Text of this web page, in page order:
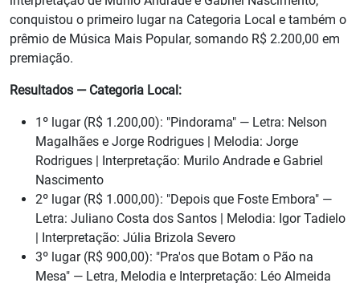
conquistou o primeiro lugar na Categoria Local e também o
prêmio de Música Mais Popular, somando R$ 2.200,00 em
premiação.
Resultados — Categoria Local:
1º lugar (R$ 1.200,00): "Pindorama" — Letra: Nelson
Magalhães e Jorge Rodrigues | Melodia: Jorge
Rodrigues | Interpretação: Murilo Andrade e Gabriel
Nascimento
2º lugar (R$ 1.000,00): "Depois que Foste Embora" —
Letra: Juliano Costa dos Santos | Melodia: Igor Tadielo
| Interpretação: Júlia Brizola Severo
3º lugar (R$ 900,00): "Pra'os que Botam o Pão na
Mesa" — Letra, Melodia e Interpretação: Léo Almeida